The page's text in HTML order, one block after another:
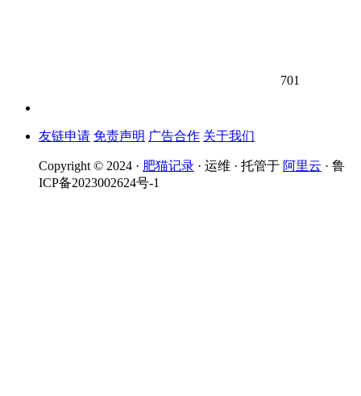
701
友链申请 免责声明 广告合作 关于我们
Copyright © 2024 · 肥猫记录 · 运维 · 托管于 阿里云 · 鲁
ICP备2023002624号-1